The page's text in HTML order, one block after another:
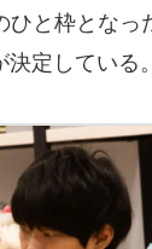
ひと枠となっ
定している。